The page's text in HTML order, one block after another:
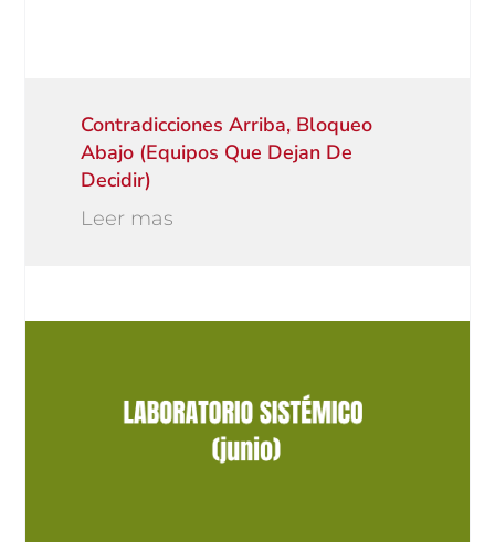
Contradicciones Arriba, Bloqueo
Abajo (equipos Que Dejan De
Decidir)
Leer mas